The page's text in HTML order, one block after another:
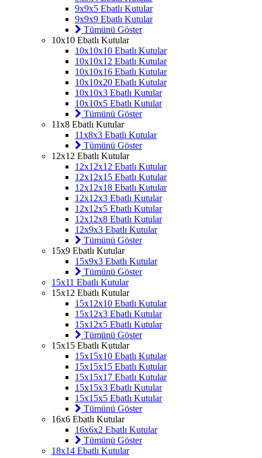
9x9x5 Ebatlı Kutular
9x9x9 Ebatlı Kutular
Tümünü Göster
10x10 Ebatlı Kutular
10x10x10 Ebatlı Kutular
10x10x12 Ebatlı Kutular
10x10x16 Ebatlı Kutular
10x10x20 Ebatlı Kutular
10x10x3 Ebatlı Kutular
10x10x5 Ebatlı Kutular
Tümünü Göster
11x8 Ebatlı Kutular
11x8x3 Ebatlı Kutular
Tümünü Göster
12x12 Ebatlı Kutular
12x12x12 Ebatlı Kutular
12x12x15 Ebatlı Kutular
12x12x18 Ebatlı Kutular
12x12x3 Ebatlı Kutular
12x12x5 Ebatlı Kutular
12x12x8 Ebatlı Kutular
12x9x3 Ebatlı Kutular
Tümünü Göster
15x9 Ebatlı Kutular
15x9x3 Ebatlı Kutular
Tümünü Göster
15x11 Ebatlı Kutular
15x12 Ebatlı Kutular
15x12x10 Ebatlı Kutular
15x12x3 Ebatlı Kutular
15x12x5 Ebatlı Kutular
Tümünü Göster
15x15 Ebatlı Kutular
15x15x10 Ebatlı Kutular
15x15x15 Ebatlı Kutular
15x15x17 Ebatlı Kutular
15x15x3 Ebatlı Kutular
15x15x5 Ebatlı Kutular
Tümünü Göster
16x6 Ebatlı Kutular
16x6x2 Ebatlı Kutular
Tümünü Göster
18x14 Ebatlı Kutular